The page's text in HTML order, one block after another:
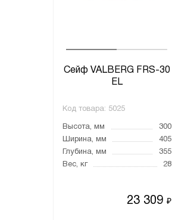
Сейф VALBERG FRS-30
EL
Код товара: 5025
Высота, мм
300
Ширина, мм
405
Глубина, мм
355
Вес, кг
28
23 309 ₽